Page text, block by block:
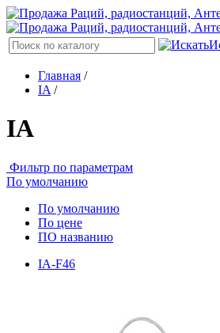
Главная /
IA /
IA
Фильтр по параметрам
По умолчанию
По умолчанию
По цене
ПО названию
IA-F46